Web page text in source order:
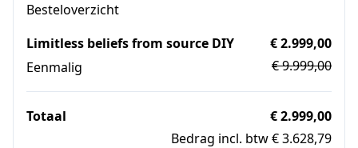
Besteloverzicht
Limitless beliefs from source DIY
Eenmalig
€ 2.999,00
€ 9.999,00
Totaal
€ 2.999,00
Bedrag incl. btw € 3.628,79